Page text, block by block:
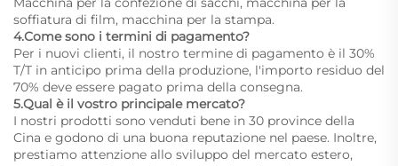
soffiatura di film, macchina per la stampa.
4.Come sono i termini di pagamento?
Per i nuovi clienti, il nostro termine di pagamento è il 30%
T/T in anticipo prima della produzione, l'importo residuo del
70% deve essere pagato prima della consegna.
5.Qual è il vostro principale mercato?
I nostri prodotti sono venduti bene in 30 province della
Cina e godono di una buona reputazione nel paese. Inoltre,
prestiamo attenzione allo sviluppo del mercato estero,